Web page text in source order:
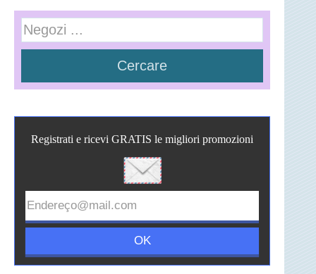
Registrati e ricevi GRATIS le migliori promozioni